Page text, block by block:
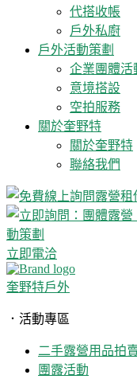
代搭收帳
戶外私廚
戶外活動策劃
企業團體活
意境搭設
空拍服務
關於奎野特
關於奎野特
聯絡我們
立即電洽
奎野特戶外
．活動專區
二手露營用品拍
團露活動